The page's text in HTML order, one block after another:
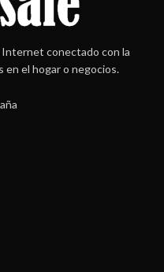
conectado con la
en el hogar o negocios.